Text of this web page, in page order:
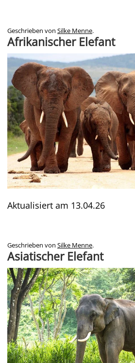
Geschrieben von Silke Menne.
Afrikanischer Elefant
Aktualisiert am 13.04.26
Geschrieben von Silke Menne.
Asiatischer Elefant